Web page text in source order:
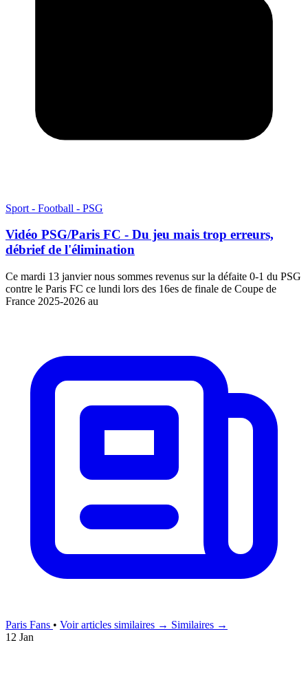
Sport - Football - PSG
Vidéo PSG/Paris FC - Du jeu mais trop erreurs,
débrief de l'élimination
Ce mardi 13 janvier nous sommes revenus sur la défaite 0-1 du PSG
contre le Paris FC ce lundi lors des 16es de finale de Coupe de
France 2025-2026 au
Paris Fans • Voir articles similaires → Similaires →
12 Jan